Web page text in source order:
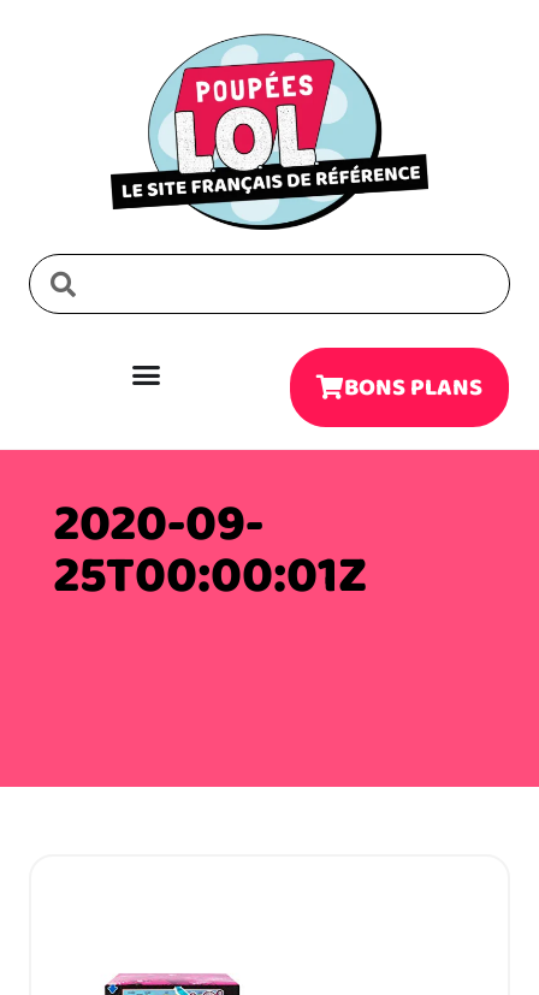
BONS PLANS
2020-09-
25T00:00:01Z